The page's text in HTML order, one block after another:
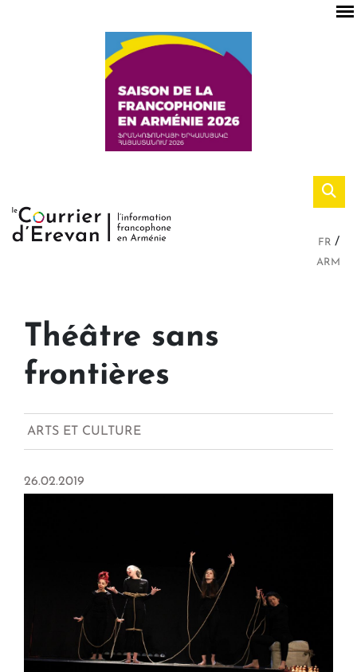
FR
ARM
Théâtre sans
frontières
ARTS ET CULTURE
26.02.2019